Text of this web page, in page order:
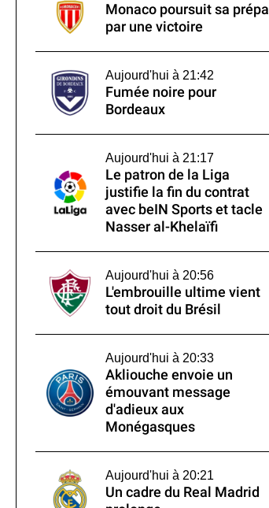
Monaco poursuit sa prépa
par une victoire
Aujourd'hui à 21:42
Fumée noire pour
Bordeaux
Aujourd'hui à 21:17
Le patron de la Liga
justifie la fin du contrat
avec beIN Sports et tacle
Nasser al-Khelaïfi
Aujourd'hui à 20:56
L'embrouille ultime vient
tout droit du Brésil
Aujourd'hui à 20:33
Akliouche envoie un
émouvant message
d'adieux aux
Monégasques
Aujourd'hui à 20:21
Un cadre du Real Madrid